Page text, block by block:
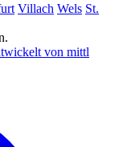
Villach Wels St.
von mittl